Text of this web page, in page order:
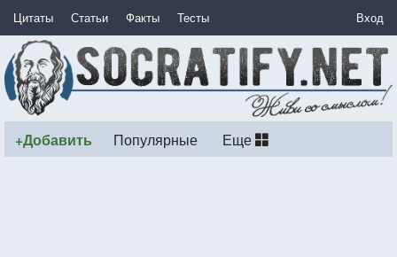
Цитаты Статьи Факты Тесты Вход
+Добавить Популярные Еще